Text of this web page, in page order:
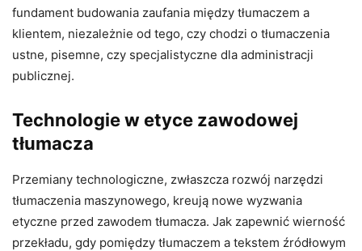
fundament budowania zaufania między tłumaczem a
klientem, niezależnie od tego, czy chodzi o tłumaczenia
ustne, pisemne, czy specjalistyczne dla administracji
publicznej.
Technologie w etyce zawodowej
tłumacza
Przemiany technologiczne, zwłaszcza rozwój narzędzi
tłumaczenia maszynowego, kreują nowe wyzwania
etyczne przed zawodem tłumacza. Jak zapewnić wierność
przekładu, gdy pomiędzy tłumaczem a tekstem źródłowym